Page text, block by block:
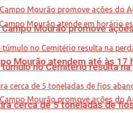
Mourão atendem até às 17
Mourão promove
no Cemitério resulta
cerca de 5 toneladas de